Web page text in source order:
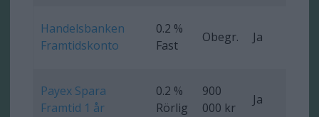
Handelsbanken
Framtidskonto
0.2 %
Fast
Obegr. Ja
Payex Spara
Framtid 1 år
0.2 %
Rörlig
900
000 kr
Ja